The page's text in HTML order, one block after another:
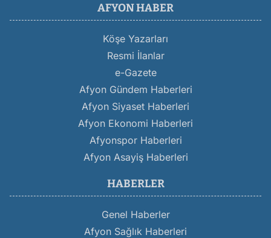
AFYON HABER
Köşe Yazarları
Resmi İlanlar
e-Gazete
Afyon Gündem Haberleri
Afyon Siyaset Haberleri
Afyon Ekonomi Haberleri
Afyonspor Haberleri
Afyon Asayiş Haberleri
HABERLER
Genel Haberler
Afyon Sağlık Haberleri